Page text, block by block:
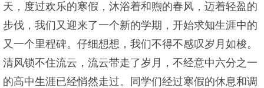
天，度过欢乐的寒假，沐浴着和煦的春风，迈着轻盈的
步伐，我们又迎来了一个新的学期，开始求知生涯中的
又一个里程碑。仔细想想，我们不得不感叹岁月如梭。
清风锁不住流云，流云带走了岁月，不经意中六分之一
的高中生涯已经悄然走过。同学们经过寒假的休息和调